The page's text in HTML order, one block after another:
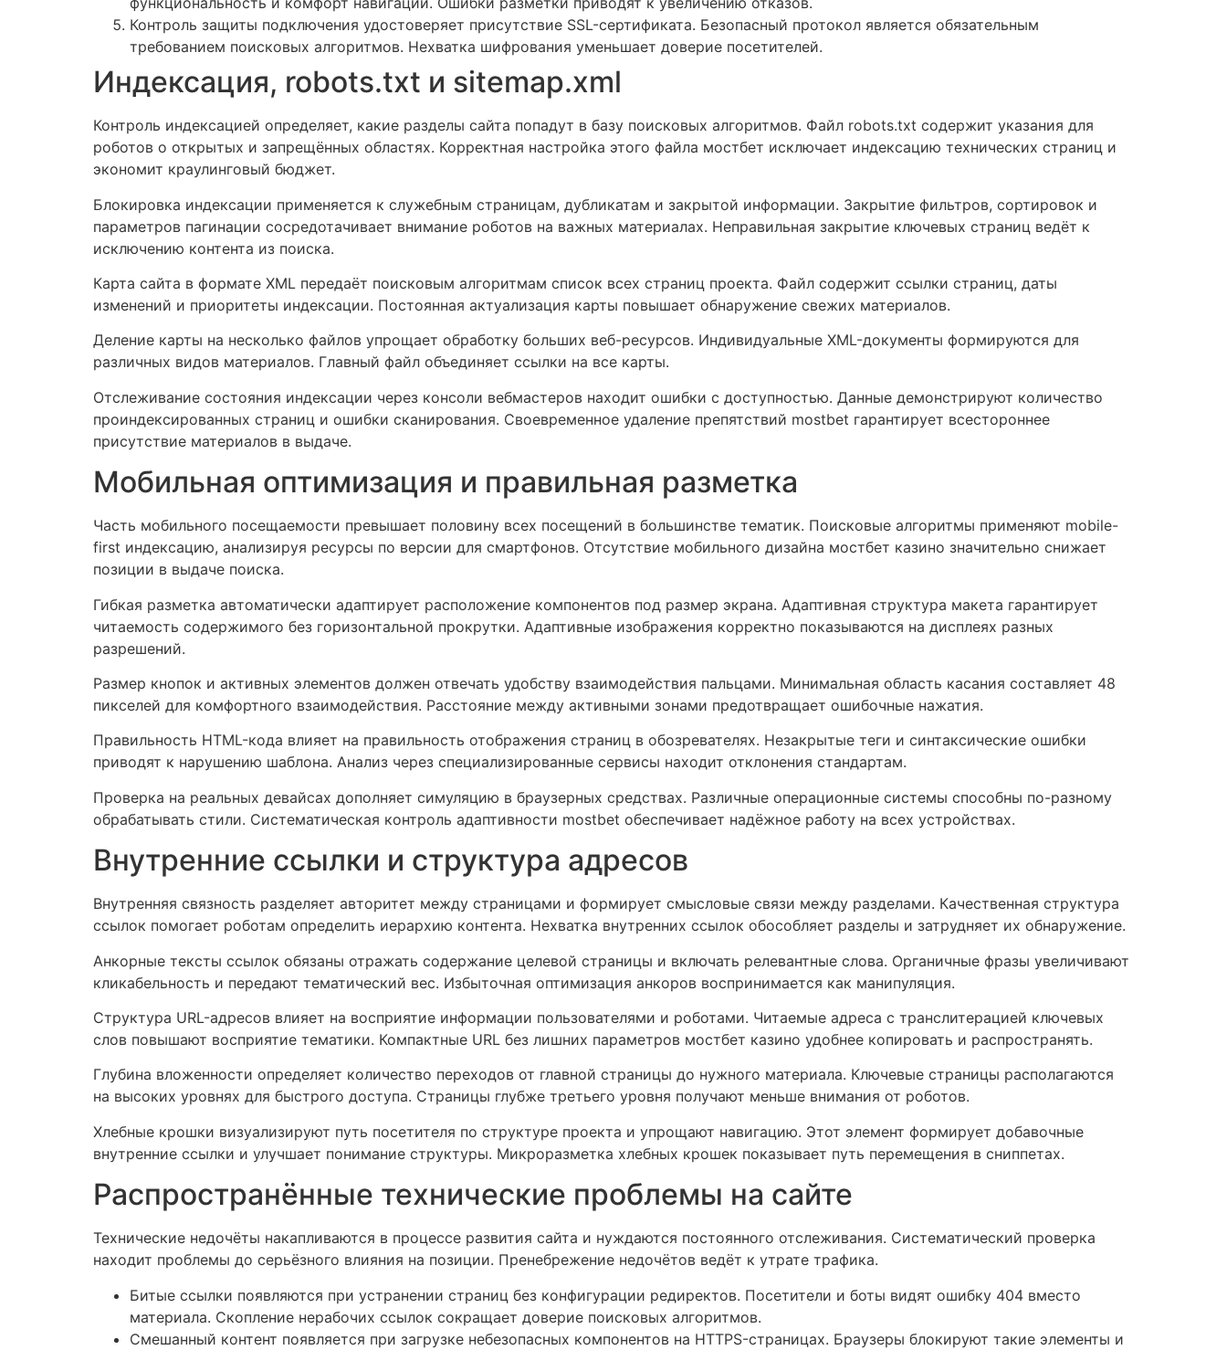
Контроль защиты подключения удостоверяет присутствие SSL-сертификата. Безопасный протокол является обязательным
требованием поисковых алгоритмов. Нехватка шифрования уменьшает доверие посетителей.
Индексация, robots.txt и sitemap.xml
Контроль индексацией определяет, какие разделы сайта попадут в базу поисковых алгоритмов. Файл robots.txt содержит указания для
роботов о открытых и запрещённых областях. Корректная настройка этого файла мостбет исключает индексацию технических страниц и
экономит краулинговый бюджет.
Блокировка индексации применяется к служебным страницам, дубликатам и закрытой информации. Закрытие фильтров, сортировок и
параметров пагинации сосредотачивает внимание роботов на важных материалах. Неправильная закрытие ключевых страниц ведёт к
исключению контента из поиска.
Карта сайта в формате XML передаёт поисковым алгоритмам список всех страниц проекта. Файл содержит ссылки страниц, даты
изменений и приоритеты индексации. Постоянная актуализация карты повышает обнаружение свежих материалов.
Деление карты на несколько файлов упрощает обработку больших веб-ресурсов. Индивидуальные XML-документы формируются для
различных видов материалов. Главный файл объединяет ссылки на все карты.
Отслеживание состояния индексации через консоли вебмастеров находит ошибки с доступностью. Данные демонстрируют количество
проиндексированных страниц и ошибки сканирования. Своевременное удаление препятствий mostbet гарантирует всестороннее
присутствие материалов в выдаче.
Мобильная оптимизация и правильная разметка
Часть мобильного посещаемости превышает половину всех посещений в большинстве тематик. Поисковые алгоритмы применяют mobile-
first индексацию, анализируя ресурсы по версии для смартфонов. Отсутствие мобильного дизайна мостбет казино значительно снижает
позиции в выдаче поиска.
Гибкая разметка автоматически адаптирует расположение компонентов под размер экрана. Адаптивная структура макета гарантирует
читаемость содержимого без горизонтальной прокрутки. Адаптивные изображения корректно показываются на дисплеях разных
разрешений.
Размер кнопок и активных элементов должен отвечать удобству взаимодействия пальцами. Минимальная область касания составляет 48
пикселей для комфортного взаимодействия. Расстояние между активными зонами предотвращает ошибочные нажатия.
Правильность HTML-кода влияет на правильность отображения страниц в обозревателях. Незакрытые теги и синтаксические ошибки
приводят к нарушению шаблона. Анализ через специализированные сервисы находит отклонения стандартам.
Проверка на реальных девайсах дополняет симуляцию в браузерных средствах. Различные операционные системы способны по-разному
обрабатывать стили. Систематическая контроль адаптивности mostbet обеспечивает надёжное работу на всех устройствах.
Внутренние ссылки и структура адресов
Внутренняя связность разделяет авторитет между страницами и формирует смысловые связи между разделами. Качественная структура
ссылок помогает роботам определить иерархию контента. Нехватка внутренних ссылок обособляет разделы и затрудняет их обнаружение.
Анкорные тексты ссылок обязаны отражать содержание целевой страницы и включать релевантные слова. Органичные фразы увеличивают
кликабельность и передают тематический вес. Избыточная оптимизация анкоров воспринимается как манипуляция.
Структура URL-адресов влияет на восприятие информации пользователями и роботами. Читаемые адреса с транслитерацией ключевых
слов повышают восприятие тематики. Компактные URL без лишних параметров мостбет казино удобнее копировать и распространять.
Глубина вложенности определяет количество переходов от главной страницы до нужного материала. Ключевые страницы располагаются
на высоких уровнях для быстрого доступа. Страницы глубже третьего уровня получают меньше внимания от роботов.
Хлебные крошки визуализируют путь посетителя по структуре проекта и упрощают навигацию. Этот элемент формирует добавочные
внутренние ссылки и улучшает понимание структуры. Микроразметка хлебных крошек показывает путь перемещения в сниппетах.
Распространённые технические проблемы на сайте
Технические недочёты накапливаются в процессе развития сайта и нуждаются постоянного отслеживания. Систематический проверка
находит проблемы до серьёзного влияния на позиции. Пренебрежение недочётов ведёт к утрате трафика.
Битые ссылки появляются при устранении страниц без конфигурации редиректов. Посетители и боты видят ошибку 404 вместо
материала. Скопление нерабочих ссылок сокращает доверие поисковых алгоритмов.
Смешанный контент появляется при загрузке небезопасных компонентов на HTTPS-страницах. Браузеры блокируют такие элементы и